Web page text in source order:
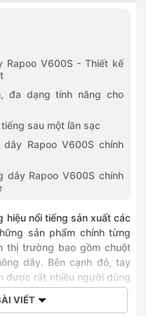
Hà Nội
Hà Nội
Nghĩa Đô, Hà Nội
Đông Ngạc, Hà Nội
Hà Nội
Mai, Hà Nội
Biên, Hà Nội
Mai, Hà Nội
Hồ Chí Minh
Rapoo V600S - Thiết kế
đa dạng tính năng cho
sau một lần sạc
Rapoo V600S chính
dây Rapoo V600S chính
hiệu nổi tiếng sản xuất các
sản phẩm chính từng
thị trường bao gồm chuột
dây. Bên cạnh đó, tay
được rất nhiều người dùng
chơi game với những cải
định, thời lượng pin lên tới
VIẾT